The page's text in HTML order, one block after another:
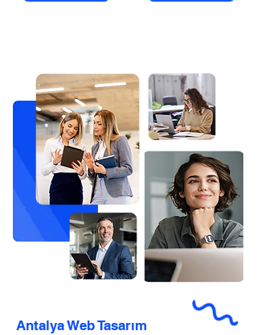
Antalya Web Tasarım